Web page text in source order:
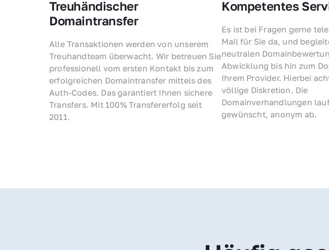
Treuhändischer
Domaintransfer
Alle Transaktionen werden von unserem
Treuhandteam überwacht. Wir betreuen Sie
professionell vom ersten Kontakt bis zum
erfolgreichen Domaintransfer mittels des
Auth-Codes. Das garantiert Ihnen sichere
Transfers. Mit 100% Transfererfolg seit
2011.
Kompetentes
Es ist bei Fragen gerne
Mail für Sie da, und
neutralen
Abwicklung bis hin zum
Ihrem Provider. Hierbei
völlige Diskretion. Die
Domainverhandlungen
gewünscht, anonym ab.